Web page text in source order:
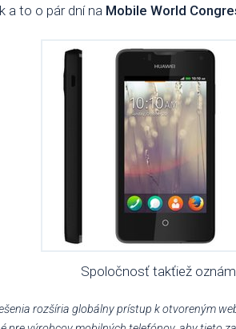
a to o pár dní na Mobile World
Spoločnosť takťiež
rozšíria globálny prístup k otvoreným